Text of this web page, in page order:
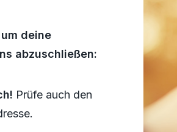
deine
abzuschließen:
Prüfe auch den